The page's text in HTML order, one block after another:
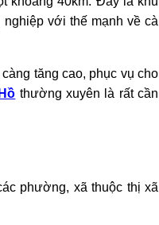
với thế mạnh về cà
tăng cao, phục vụ cho
thường xuyên là rất cần
phường, xã thuộc thị xã